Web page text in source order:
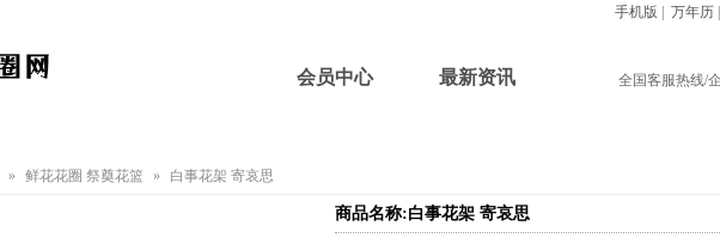
会员中心 最新资讯
手机版 万年历
全国客服热线/
» 鲜花花圈 祭奠花篮 » 白事花架 寄哀思
商品名称:白事花架 寄哀思